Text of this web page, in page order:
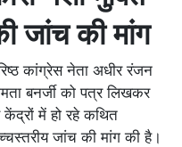
जांच की मांग
कांग्रेस नेता अधीर रंजन
बनर्जी को पत्र लिखकर
केंद्रों में हो रहे कथित
जांच की मांग की है।